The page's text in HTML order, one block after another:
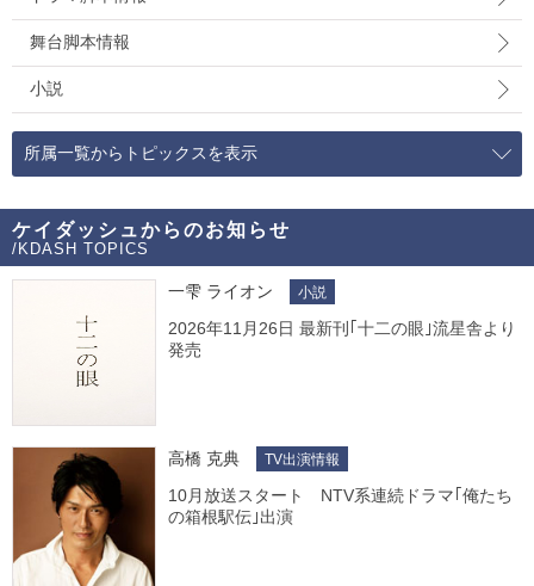
舞台脚本情報
小説
所属一覧からトピックスを表示
ケイダッシュからのお知らせ
/KDASH TOPICS
一雫 ライオン 小説
2026年11月26日 最新刊｢十二の眼｣流星舎より
発売
高橋 克典 TV出演情報
10月放送スタート NTV系連続ドラマ｢俺たち
の箱根駅伝｣出演